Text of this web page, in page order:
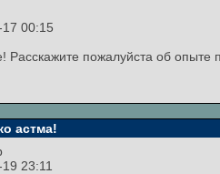
00:15
Расскажите пожалуйста об
астма!
23:11